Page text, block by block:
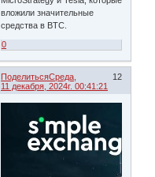
вложили значительные
средства в BTC.
0
Поделиться 12
Среда,
11 декабря, 2024г. 00:41:21